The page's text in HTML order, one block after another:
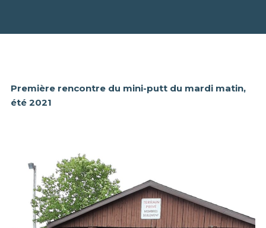
Première rencontre du mini-putt du mardi matin,
été 2021